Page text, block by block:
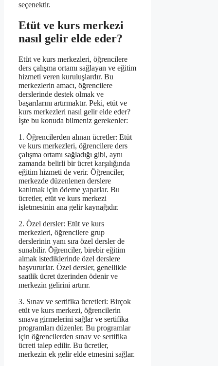
seçenektir.
Etüt ve kurs merkezi
nasıl gelir elde eder?
Etüt ve kurs merkezleri, öğrencilere
ders çalışma ortamı sağlayan ve eğitim
hizmeti veren kuruluşlardır. Bu
merkezlerin amacı, öğrencilere
derslerinde destek olmak ve
başarılarını artırmaktır. Peki, etüt ve
kurs merkezleri nasıl gelir elde eder?
İşte bu konuda bilmeniz gerekenler:
1. Öğrencilerden alınan ücretler: Etüt
ve kurs merkezleri, öğrencilere ders
çalışma ortamı sağladığı gibi, aynı
zamanda belirli bir ücret karşılığında
eğitim hizmeti de verir. Öğrenciler,
merkezde düzenlenen derslere
katılmak için ödeme yaparlar. Bu
ücretler, etüt ve kurs merkezi
işletmesinin ana gelir kaynağıdır.
2. Özel dersler: Etüt ve kurs
merkezleri, öğrencilere grup
derslerinin yanı sıra özel dersler de
sunabilir. Öğrenciler, birebir eğitim
almak istediklerinde özel derslere
başvururlar. Özel dersler, genellikle
saatlik ücret üzerinden ödenir ve
merkezin gelirini artırır.
3. Sınav ve sertifika ücretleri: Birçok
etüt ve kurs merkezi, öğrencilerin
sınava girmelerini sağlar ve sertifika
programları düzenler. Bu programlar
için öğrencilerden sınav ve sertifika
ücreti talep edilir. Bu ücretler,
merkezin ek gelir elde etmesini sağlar.